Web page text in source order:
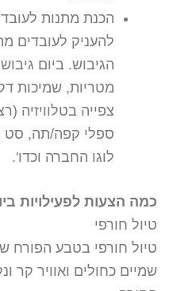
הכנת מתנות
להעניק לעובדים
הגיבוש. ביום
מטריות, שמיכות
צפייה בטלוויזיה
ספלי קפה/תה, סט
לוגו החברה וכדו'.
כמה הצעות לפעילויות
טיול חורפי
טיול חורפי בטבע הפורח
שמיים כחולים ואוויר קר